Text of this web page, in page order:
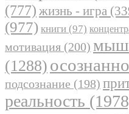
(777) жизнь - игра
(977) книги (97)
мотивация (200)
(1288)
подсознание (198)
реальность